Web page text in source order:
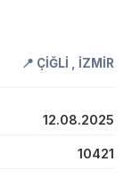
📍 ÇİĞLİ , İZMİR
12.08.2025
10421